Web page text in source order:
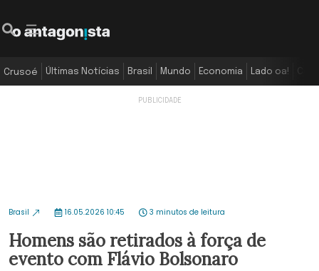
Crusoé Últimas Notícias Brasil Mundo Economia Lado oa!
Brasil 16.05.2026 10:45 3 minutos de leitura
Homens são retirados à força de
evento com Flávio Bolsonaro